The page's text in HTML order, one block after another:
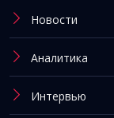
Новости
Аналитика
Интервью